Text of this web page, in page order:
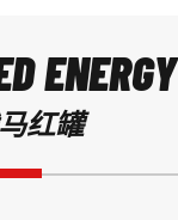
ENERGY
红罐